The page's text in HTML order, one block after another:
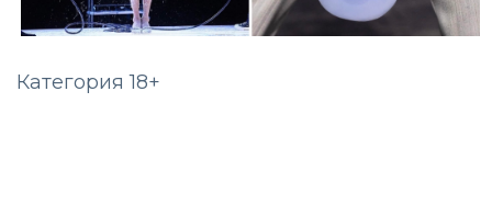
Категория 18+